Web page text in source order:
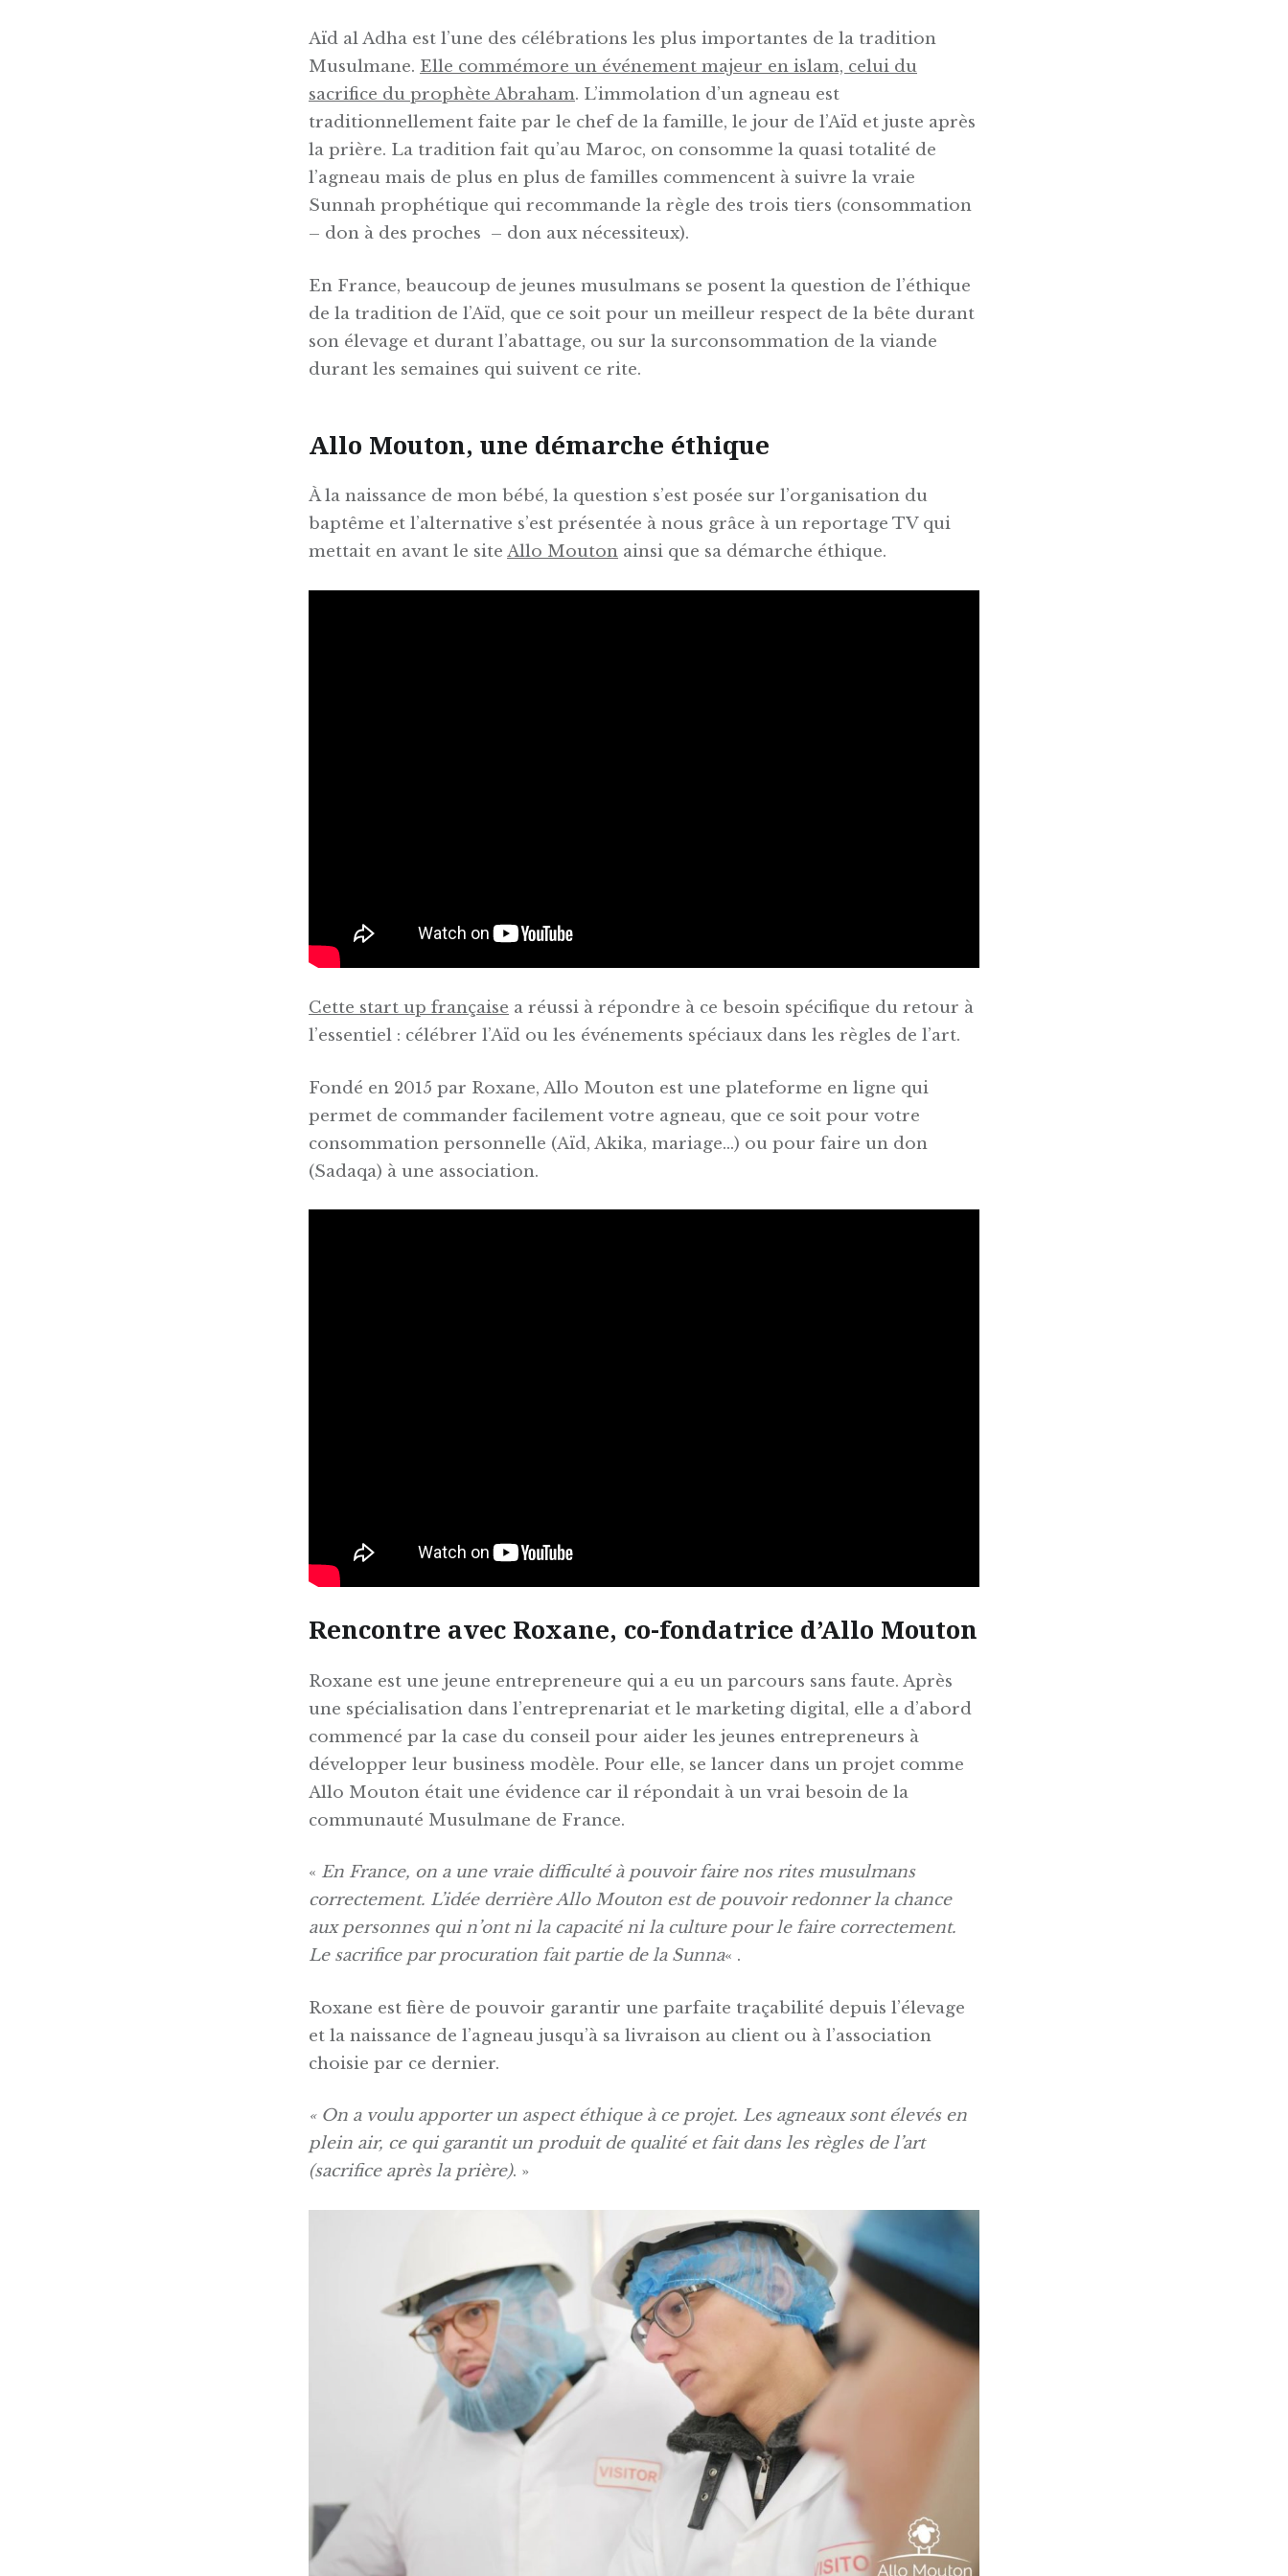
Aïd al Adha est l’une des célébrations les plus importantes de la tradition
Musulmane. Elle commémore un événement majeur en islam, celui du
sacrifice du prophète Abraham. L’immolation d’un agneau est
traditionnellement faite par le chef de la famille, le jour de l’Aïd et juste après
la prière. La tradition fait qu’au Maroc, on consomme la quasi totalité de
l’agneau mais de plus en plus de familles commencent à suivre la vraie
Sunnah prophétique qui recommande la règle des trois tiers (consommation
– don à des proches – don aux nécessiteux).
En France, beaucoup de jeunes musulmans se posent la question de l’éthique
de la tradition de l’Aïd, que ce soit pour un meilleur respect de la bête durant
son élevage et durant l’abattage, ou sur la surconsommation de la viande
durant les semaines qui suivent ce rite.
Allo Mouton, une démarche éthique
À la naissance de mon bébé, la question s’est posée sur l’organisation du
baptême et l’alternative s’est présentée à nous grâce à un reportage TV qui
mettait en avant le site Allo Mouton ainsi que sa démarche éthique.
Cette start up française a réussi à répondre à ce besoin spécifique du retour à
l’essentiel : célébrer l’Aïd ou les événements spéciaux dans les règles de l’art.
Fondé en 2015 par Roxane, Allo Mouton est une plateforme en ligne qui
permet de commander facilement votre agneau, que ce soit pour votre
consommation personnelle (Aïd, Akika, mariage…) ou pour faire un don
(Sadaqa) à une association.
Rencontre avec Roxane, co-fondatrice d’Allo Mouton
Roxane est une jeune entrepreneure qui a eu un parcours sans faute. Après
une spécialisation dans l’entreprenariat et le marketing digital, elle a d’abord
commencé par la case du conseil pour aider les jeunes entrepreneurs à
développer leur business modèle. Pour elle, se lancer dans un projet comme
Allo Mouton était une évidence car il répondait à un vrai besoin de la
communauté Musulmane de France.
« En France, on a une vraie difficulté à pouvoir faire nos rites musulmans
correctement. L’idée derrière Allo Mouton est de pouvoir redonner la chance
aux personnes qui n’ont ni la capacité ni la culture pour le faire correctement.
Le sacrifice par procuration fait partie de la Sunna« .
Roxane est fière de pouvoir garantir une parfaite traçabilité depuis l’élevage
et la naissance de l’agneau jusqu’à sa livraison au client ou à l’association
choisie par ce dernier.
« On a voulu apporter un aspect éthique à ce projet. Les agneaux sont élevés en
plein air, ce qui garantit un produit de qualité et fait dans les règles de l’art
(sacrifice après la prière). »